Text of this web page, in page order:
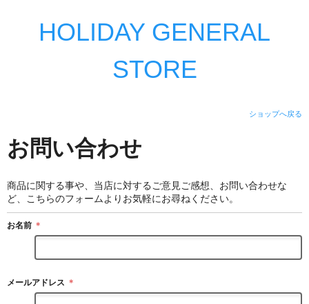
HOLIDAY GENERAL
STORE
ショップへ戻る
お問い合わせ
商品に関する事や、当店に対するご意見ご感想、お問い合わせな
ど、こちらのフォームよりお気軽にお尋ねください。
お名前 ＊
メールアドレス ＊